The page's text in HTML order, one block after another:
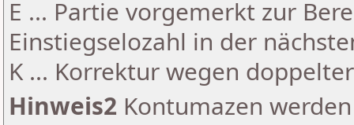
E ... Partie vorgemerkt zur
Einstiegselozahl in der
K ... Korrektur wegen
Hinweis2 Kontumazen